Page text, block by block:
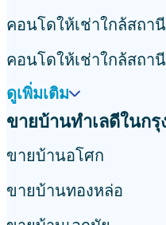
คอนโดให้เช่าใกล้สถา
คอนโดให้เช่าใกล้สถ
ดูเพิ่มเติม
ขายบ้านทำเลดีในกรุ
ขายบ้านอโศก
ขายบ้านทองหล่อ